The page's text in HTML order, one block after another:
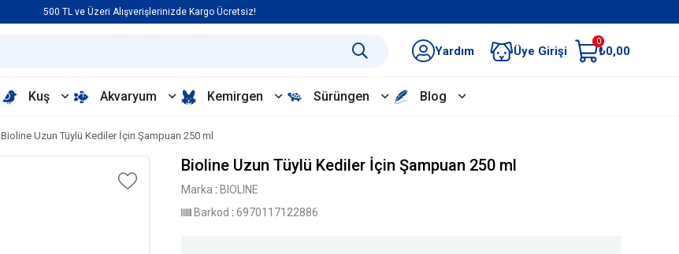
500 TL ve Üzeri Alışverişlerinizde Kargo Ücretsiz!
Yardım Üye Girişi
0
₺0,00
Kuş Akvaryum Kemirgen Sürüngen Blog
Bioline Uzun Tüylü Kediler İçin Şampuan 250 ml
Bioline Uzun Tüylü Kediler İçin Şampuan 250 ml
Marka : BIOLINE
Barkod : 6970117122886